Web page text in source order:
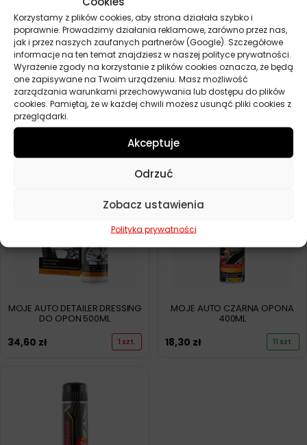
Korzystamy z plików cookies, aby strona działała szybko i
poprawnie. Prowadzimy działania reklamowe, zarówno przez nas,
jak i przez naszych zaufanych partnerów (Google). Szczegółowe
informacje na ten temat znajdziesz w naszej polityce prywatności.
Wyrażenie zgody na korzystanie z plików cookies oznacza, że będą
one zapisywane na Twoim urządzeniu. Masz możliwość
zarządzania warunkami przechowywania lub dostępu do plików
cookies. Pamiętaj, że w każdej chwili możesz usunąć pliki cookies z
przeglądarki.
Akceptuje
Odrzuć
Zobacz ustawienia
Polityka prywatności
MOJE AUTO PIANKA DO OPON
400ML
15,50zł 7 szt.
MOJE AUTO MLECZKO DO
OPON 750ML
22,30zł 12 szt.
MOJE AUTO DETAILER DRESSING
DO OPON 500ML
34,60 zł 1 szt.
MOJE AUTO CZARNA OPONA
400ML
18,30 zł 11 szt.